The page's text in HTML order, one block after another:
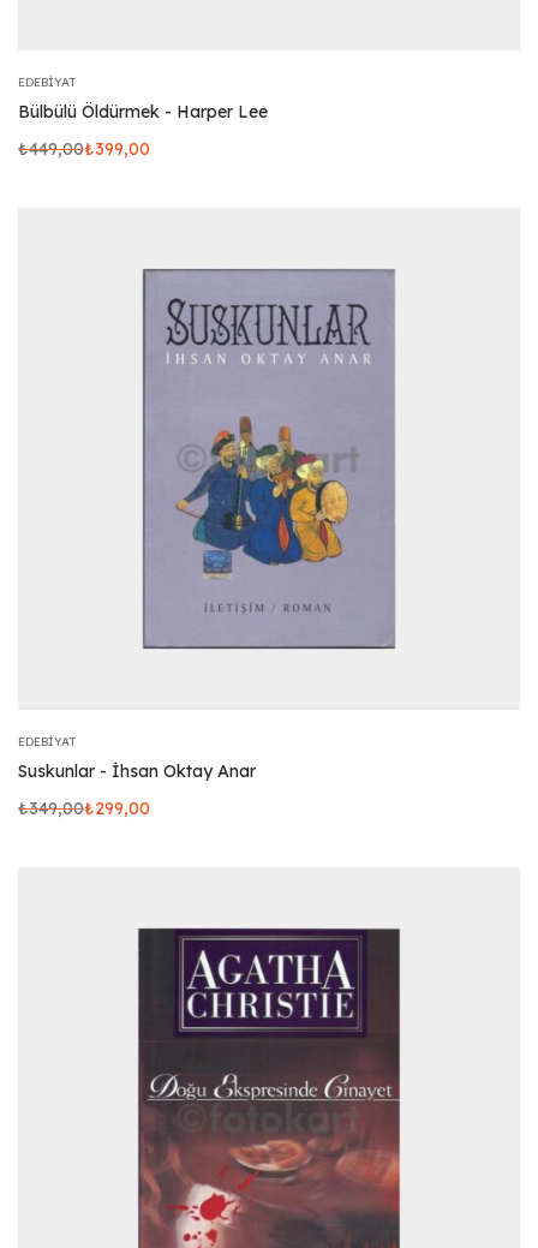
EDEBIYAT
Bülbülü Öldürmek - Harper Lee
₺449,00₺399,00
EDEBIYAT
Suskunlar - İhsan Oktay Anar
₺349,00₺299,00